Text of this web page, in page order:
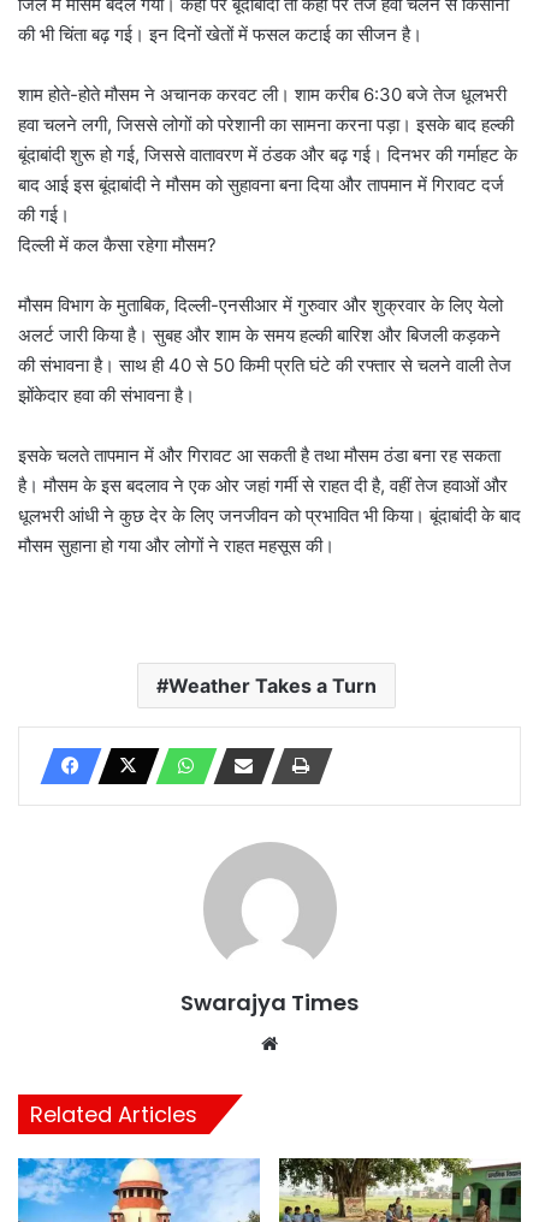
की भी चिंता बढ़ गई। इन दिनों खेतों में फसल कटाई का सीजन है।
शाम होते-होते मौसम ने अचानक करवट ली। शाम करीब 6:30 बजे तेज धूलभरी
हवा चलने लगी, जिससे लोगों को परेशानी का सामना करना पड़ा। इसके बाद हल्की
बूंदाबांदी शुरू हो गई, जिससे वातावरण में ठंडक और बढ़ गई। दिनभर की गर्माहट के
बाद आई इस बूंदाबांदी ने मौसम को सुहावना बना दिया और तापमान में गिरावट दर्ज
की गई।
दिल्ली में कल कैसा रहेगा मौसम?
मौसम विभाग के मुताबिक, दिल्ली-एनसीआर में गुरुवार और शुक्रवार के लिए येलो
अलर्ट जारी किया है। सुबह और शाम के समय हल्की बारिश और बिजली कड़कने
की संभावना है। साथ ही 40 से 50 किमी प्रति घंटे की रफ्तार से चलने वाली तेज
झोंकेदार हवा की संभावना है।
इसके चलते तापमान में और गिरावट आ सकती है तथा मौसम ठंडा बना रह सकता
है। मौसम के इस बदलाव ने एक ओर जहां गर्मी से राहत दी है, वहीं तेज हवाओं और
धूलभरी आंधी ने कुछ देर के लिए जनजीवन को प्रभावित भी किया। बूंदाबांदी के बाद
मौसम सुहाना हो गया और लोगों ने राहत महसूस की।
Weather Takes a Turn
Swarajya Times
Related Articles